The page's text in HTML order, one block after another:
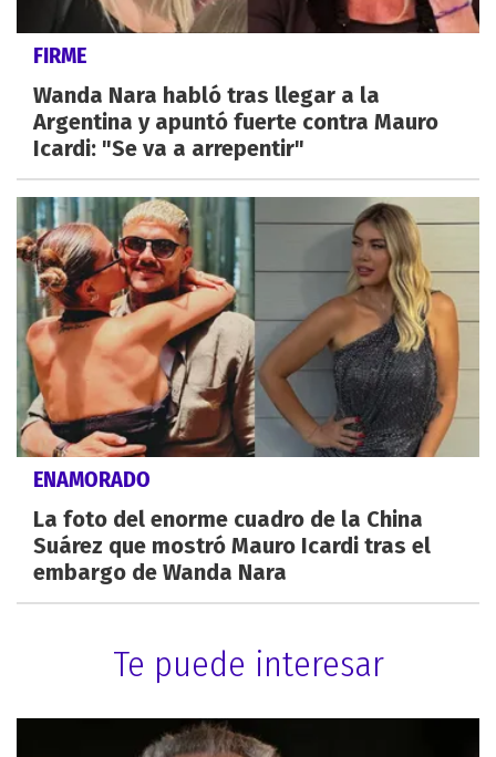
FIRME
Wanda Nara habló tras llegar a la
Argentina y apuntó fuerte contra Mauro
Icardi: "Se va a arrepentir"
ENAMORADO
La foto del enorme cuadro de la China
Suárez que mostró Mauro Icardi tras el
embargo de Wanda Nara
Te puede interesar